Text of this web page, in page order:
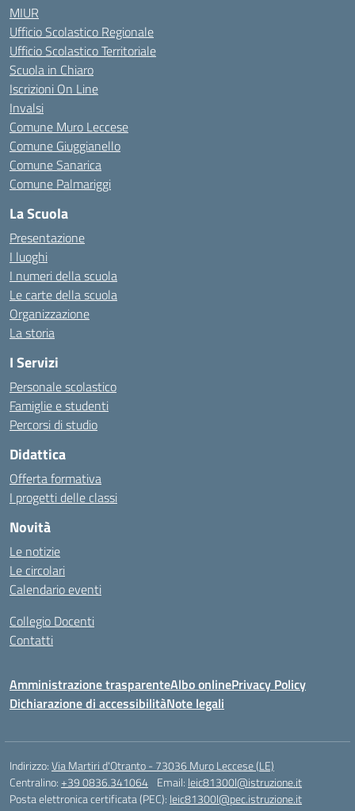
MIUR
Ufficio Scolastico Regionale
Ufficio Scolastico Territoriale
Scuola in Chiaro
Iscrizioni On Line
Invalsi
Comune Muro Leccese
Comune Giuggianello
Comune Sanarica
Comune Palmariggi
La Scuola
Presentazione
I luoghi
I numeri della scuola
Le carte della scuola
Organizzazione
La storia
I Servizi
Personale scolastico
Famiglie e studenti
Percorsi di studio
Didattica
Offerta formativa
I progetti delle classi
Novità
Le notizie
Le circolari
Calendario eventi
Collegio Docenti
Contatti
Amministrazione trasparenteAlbo onlinePrivacy Policy
Dichiarazione di accessibilitàNote legali
Indirizzo:Via Martiri d'Otranto - 73036 Muro Leccese (LE)
Centralino:+39 0836.341064 Email: leic81300l@istruzione.it
Posta elettronica certificata (PEC): leic81300l@pec.istruzione.it